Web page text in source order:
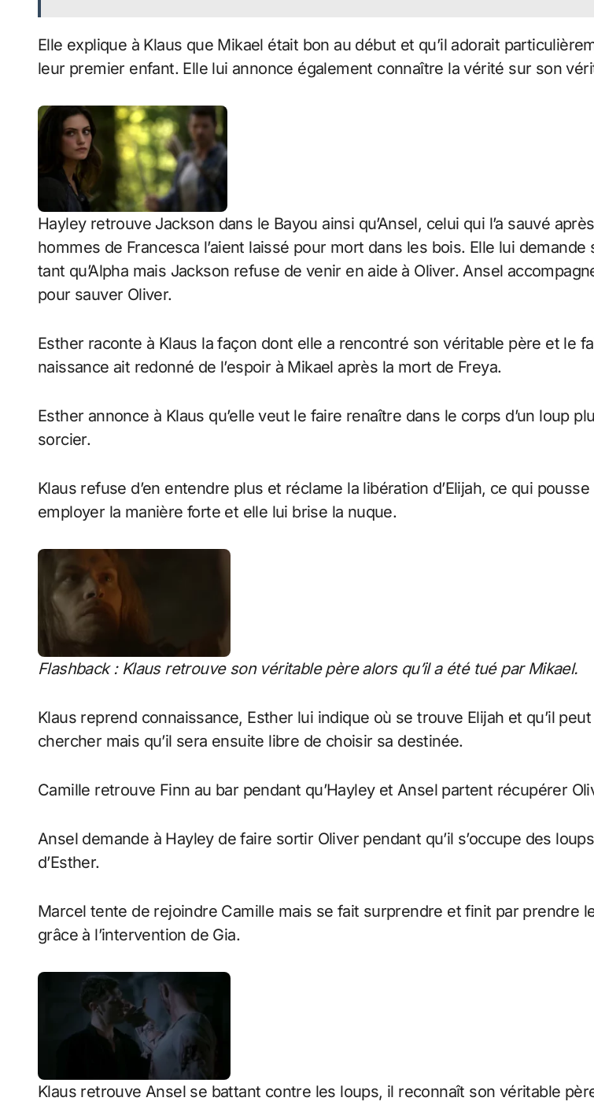
Elle explique à Klaus que Mikael était bon au début et qu’il adorait
leur premier enfant. Elle lui annonce également connaître la vérité sur son
Hayley retrouve Jackson dans le Bayou ainsi qu’Ansel, celui qui l’a sauvé
hommes de Francesca l’aient laissé pour mort dans les bois. Elle lui demande
tant qu’Alpha mais Jackson refuse de venir en aide à Oliver. Ansel
pour sauver Oliver.
Esther raconte à Klaus la façon dont elle a rencontré son véritable père et le
naissance ait redonné de l’espoir à Mikael après la mort de Freya.
Esther annonce à Klaus qu’elle veut le faire renaître dans le corps d’un loup
sorcier.
Klaus refuse d’en entendre plus et réclame la libération d’Elijah, ce qui pousse
employer la manière forte et elle lui brise la nuque.
Flashback : Klaus retrouve son véritable père alors qu’il a été tué par Mikael.
Klaus reprend connaissance, Esther lui indique où se trouve Elijah et qu’il
chercher mais qu’il sera ensuite libre de choisir sa destinée.
Camille retrouve Finn au bar pendant qu’Hayley et Ansel partent récupérer
Ansel demande à Hayley de faire sortir Oliver pendant qu’il s’occupe des
d’Esther.
Marcel tente de rejoindre Camille mais se fait surprendre et finit par prendre
grâce à l’intervention de Gia.
Klaus retrouve Ansel se battant contre les loups, il reconnaît son véritable